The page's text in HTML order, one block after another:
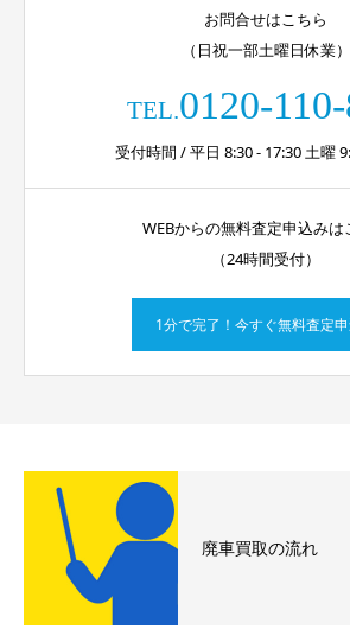
お問合せはこちら
（日祝一部土曜日休業）
TEL.0120-
受付時間 / 平日 8:30 - 17:30 土曜
WEBからの無料査定申込みは
（24時間受付）
1分で完了！今すぐ無料査定
廃車買取の流れ